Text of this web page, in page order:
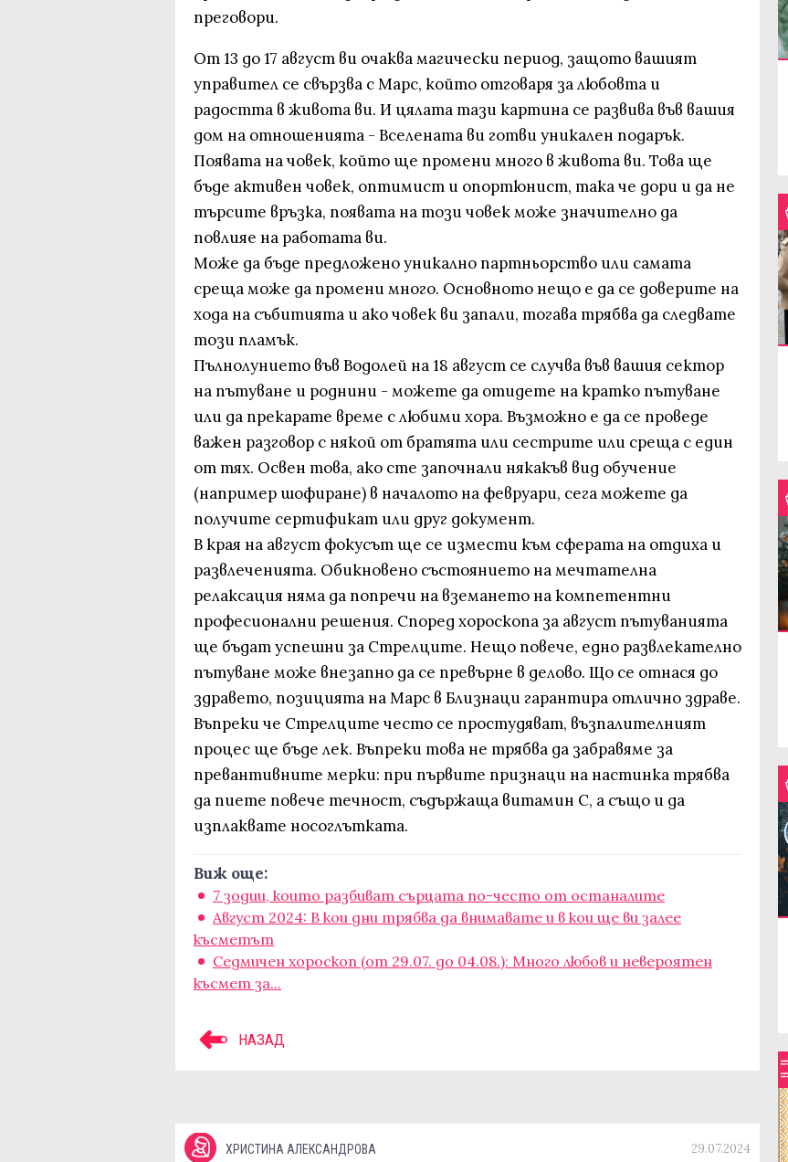
преговори.
От 13 до 17 август ви очаква магически период, защото вашият
управител се свързва с Марс, който отговаря за любовта и
радостта в живота ви. И цялата тази картина се развива във вашия
дом на отношенията - Вселената ви готви уникален подарък.
Появата на човек, който ще промени много в живота ви. Това ще
бъде активен човек, оптимист и опортюнист, така че дори и да не
търсите връзка, появата на този човек може значително да
повлияе на работата ви.
Може да бъде предложено уникално партньорство или самата
среща може да промени много. Основното нещо е да се доверите на
хода на събитията и ако човек ви запали, тогава трябва да следвате
този пламък.
Пълнолунието във Водолей на 18 август се случва във вашия сектор
на пътуване и роднини - можете да отидете на кратко пътуване
или да прекарате време с любими хора. Възможно е да се проведе
важен разговор с някой от братята или сестрите или среща с един
от тях. Освен това, ако сте започнали някакъв вид обучение
(например шофиране) в началото на февруари, сега можете да
получите сертификат или друг документ.
В края на август фокусът ще се измести към сферата на отдиха и
развлеченията. Обикновено състоянието на мечтателна
релаксация няма да попречи на вземането на компетентни
професионални решения. Според хороскопа за август пътуванията
ще бъдат успешни за Стрелците. Нещо повече, едно развлекателно
пътуване може внезапно да се превърне в делово. Що се отнася до
здравето, позицията на Марс в Близнаци гарантира отлично здраве.
Въпреки че Стрелците често се простудяват, възпалителният
процес ще бъде лек. Въпреки това не трябва да забравяме за
превантивните мерки: при първите признаци на настинка трябва
да пиете повече течност, съдържаща витамин С, а също и да
изплаквате носоглътката.
Виж още:
7 зодии, които разбиват сърцата по-често от останалите
Aвгуст 2024: В кои дни трябва да внимавате и в кои ще ви залее
късметът
Седмичен хороскоп (от 29.07. до 04.08.): Много любов и невероятен
късмет за...
НАЗАД
ХРИСТИНА АЛЕКСАНДРОВА 29.07.2024